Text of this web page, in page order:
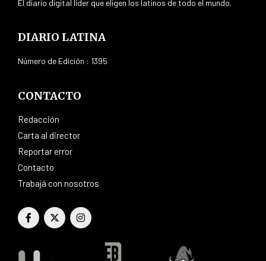
El diario digital líder que eligen los latinos de todo el mundo.
DIARIO LATINA
Número de Edición : 1395
CONTACTO
Redacción
Carta al director
Reportar error
Contacto
Trabajá con nosotros